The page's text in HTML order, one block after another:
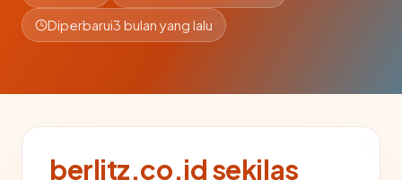
Diperbarui3 bulan yang lalu
berlitz.co.id sekilas